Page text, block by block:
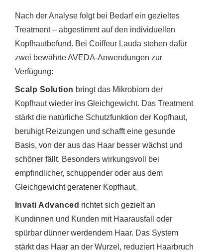
Nach der Analyse folgt bei Bedarf ein gezieltes
Treatment – abgestimmt auf den individuellen
Kopfhautbefund. Bei Coiffeur Lauda stehen dafür
zwei bewährte AVEDA-Anwendungen zur
Verfügung:
Scalp Solution bringt das Mikrobiom der
Kopfhaut wieder ins Gleichgewicht. Das Treatment
stärkt die natürliche Schutzfunktion der Kopfhaut,
beruhigt Reizungen und schafft eine gesunde
Basis, von der aus das Haar besser wächst und
schöner fällt. Besonders wirkungsvoll bei
empfindlicher, schuppender oder aus dem
Gleichgewicht geratener Kopfhaut.
Invati Advanced richtet sich gezielt an
Kundinnen und Kunden mit Haarausfall oder
spürbar dünner werdendem Haar. Das System
stärkt das Haar an der Wurzel, reduziert Haarbruch